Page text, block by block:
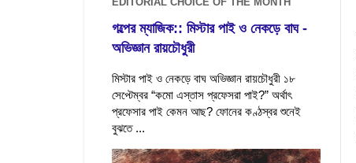
গল্পের ম্যাজিক:: মিস্টার পাই ও নেকড়ে বাঘ -
অভিজ্ঞান রায়চৌধুরী
মিস্টার পাই ও নেকড়ে বাঘ অভিজ্ঞান রায়চৌধুরী ১৮
সেপ্টেম্বর “কমো এস্তাস প্রফেসরা পাই?” অর্থাৎ
প্রফেসার পাই কেমন আছ? ফোনের কণ্ঠস্বর শুনেই
বুঝতে ...